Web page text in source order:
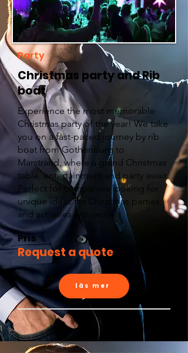
Party
Christmas party and Rib
boat
Experience the most memorable
Christmas party of the year! We take
you on a fast-paced journey by rib
boat from Gothenburg to
Marstrand, where a grand Christmas
table, entertainment and party await.
Perfect for companies looking for
unique ideas for Christmas parties
and activities with work.
Pris
Request a quote
läs mer